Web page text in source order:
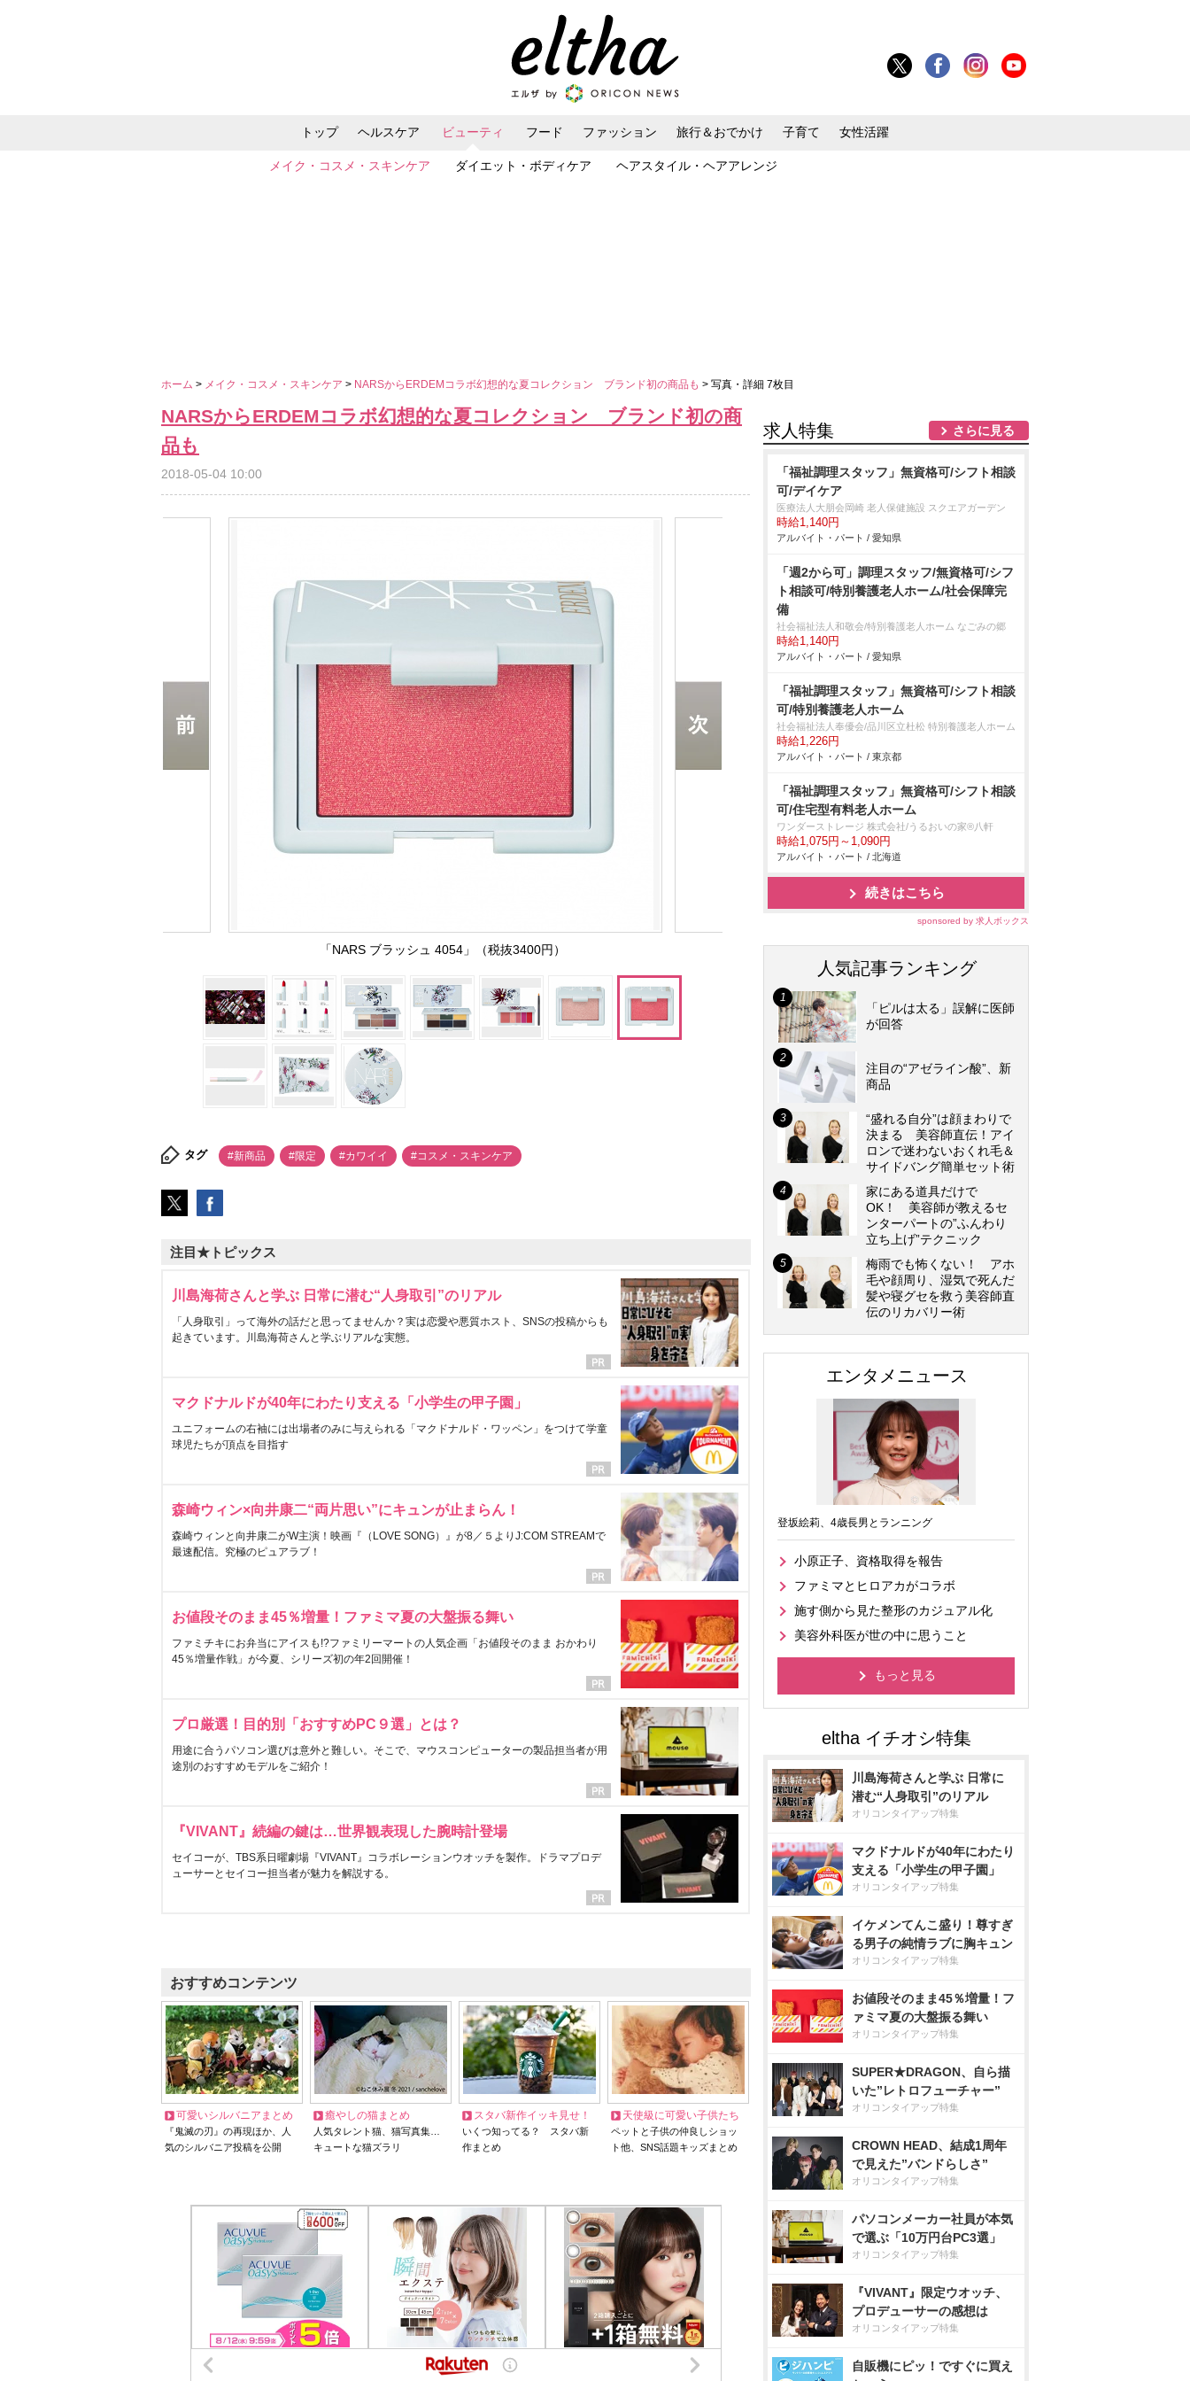
トップ ヘルスケア ビューティ
メイク・コスメ・スキンケア ダイエット・ボディケア ヘアスタイル・ヘアアレンジ
フード ファッション 旅行＆おでかけ 子育て 女性活躍
ホーム > メイク・コスメ・スキンケア > NARSからERDEMコラボ幻想的な夏コレクション ブランド初の商品も > 写真・詳細 7枚目
NARSからERDEMコラボ幻想的な夏コレクション ブランド初の商
品も
2018-05-04 10:00
「NARS ブラッシュ 4054」（税抜3400円）
タグ #新商品 #限定 #カワイイ #コスメ・スキンケア
注目★トピックス
川島海荷さんと学ぶ 日常に潜む“人身取引”のリアル
「人身取引」って海外の話だと思ってませんか？実は恋愛や悪質ホスト、SNSの投稿からも
起きています。川島海荷さんと学ぶリアルな実態。
マクドナルドが40年にわたり支える「小学生の甲子園」
ユニフォームの右袖には出場者のみに与えられる「マクドナルド・ワッペン」をつけて学童
球児たちが頂点を目指す
森崎ウィン×向井康二“両片思い”にキュンが止まらん！
森崎ウィンと向井康二がW主演！映画『（LOVE SONG）』が8／５よりJ:COM STREAMで
最速配信。究極のピュアラブ！
お値段そのまま45％増量！ファミマ夏の大盤振る舞い
ファミチキにお弁当にアイスも!?ファミリーマートの人気企画「お値段そのまま おかわり
45％増量作戦」が今夏、シリーズ初の年2回開催！
プロ厳選！目的別「おすすめPC９選」とは？
用途に合うパソコン選びは意外と難しい。そこで、マウスコンピューターの製品担当者が用
途別のおすすめモデルをご紹介！
『VIVANT』続編の鍵は…世界観表現した腕時計登場
セイコーが、TBS系日曜劇場『VIVANT』コラボレーションウオッチを製作。ドラマプロデ
ューサーとセイコー担当者が魅力を解説する。
おすすめコンテンツ
可愛いシルバニアまとめ
『鬼滅の刃』の再現ほか、人
気のシルバニア投稿を公開
癒やしの猫まとめ
人気タレント猫、猫写真集…
キュートな猫ズラリ
スタバ新作イッキ見せ！
いくつ知ってる？ スタバ新
作まとめ
天使級に可愛い子供たち
ペットと子供の仲良しショッ
ト他、SNS話題キッズまとめ
求人特集 さらに見る
「福祉調理スタッフ」無資格可/シフト相談
可/デイケア
医療法人大朋会岡崎 老人保健施設 スクエアガーデン
時給1,140円
アルバイト・パート / 愛知県
「週2から可」調理スタッフ/無資格可/シフ
ト相談可/特別養護老人ホーム/社会保障完
備
社会福祉法人和敬会/特別養護老人ホーム なごみの郷
時給1,140円
アルバイト・パート / 愛知県
「福祉調理スタッフ」無資格可/シフト相談
可/特別養護老人ホーム
社会福祉法人奉優会/品川区立杜松 特別養護老人ホーム
時給1,226円
アルバイト・パート / 東京都
「福祉調理スタッフ」無資格可/シフト相談
可/住宅型有料老人ホーム
ワンダーストレージ 株式会社/うるおいの家®八軒
時給1,075円～1,090円
アルバイト・パート / 北海道
続きはこちら
sponsored by 求人ボックス
人気記事ランキング
「ピルは太る」誤解に医師
が回答
注目の“アゼライン酸”、新
商品
“盛れる自分”は顔まわりで
決まる 美容師直伝！アイ
ロンで迷わないおくれ毛＆
サイドバング簡単セット術
家にある道具だけで
OK！ 美容師が教えるセ
ンターパートの”ふんわり
立ち上げ”テクニック
梅雨でも怖くない！ アホ
毛や顔周り、湿気で死んだ
髪や寝グセを救う美容師直
伝のリカバリー術
エンタメニュース
登坂絵莉、4歳長男とランニング
小原正子、資格取得を報告
ファミマとヒロアカがコラボ
施す側から見た整形のカジュアル化
美容外科医が世の中に思うこと
もっと見る
川島海荷さんと学ぶ 日常に
潜む“人身取引”のリアル
オリコンタイアップ特集
マクドナルドが40年にわたり
支える「小学生の甲子園」
オリコンタイアップ特集
イケメンてんこ盛り！尊すぎ
る男子の純情ラブに胸キュン
オリコンタイアップ特集
お値段そのまま45％増量！フ
ァミマ夏の大盤振る舞い
オリコンタイアップ特集
SUPER★DRAGON、自ら描
いた”レトロフューチャー”
オリコンタイアップ特集
CROWN HEAD、結成1周年
で見えた”バンドらしさ”
オリコンタイアップ特集
パソコンメーカー社員が本気
で選ぶ「10万円台PC3選」
オリコンタイアップ特集
『VIVANT』限定ウオッチ、
プロデューサーの感想は
オリコンタイアップ特集
自販機にピッ！ですぐに買え